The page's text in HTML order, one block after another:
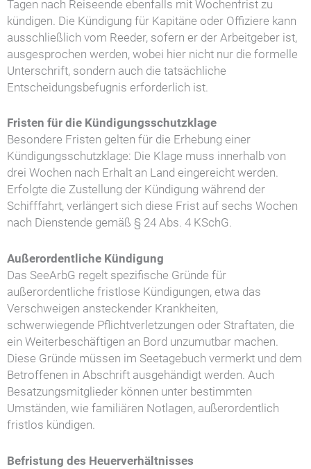
Tagen nach Reiseende ebenfalls mit Wochenfrist zu
kündigen. Die Kündigung für Kapitäne oder Offiziere kann
ausschließlich vom Reeder, sofern er der Arbeitgeber ist,
ausgesprochen werden, wobei hier nicht nur die formelle
Unterschrift, sondern auch die tatsächliche
Entscheidungsbefugnis erforderlich ist.
Fristen für die Kündigungsschutzklage
Besondere Fristen gelten für die Erhebung einer
Kündigungsschutzklage: Die Klage muss innerhalb von
drei Wochen nach Erhalt an Land eingereicht werden.
Erfolgte die Zustellung der Kündigung während der
Schifffahrt, verlängert sich diese Frist auf sechs Wochen
nach Dienstende gemäß § 24 Abs. 4 KSchG.
Außerordentliche Kündigung
Das SeeArbG regelt spezifische Gründe für
außerordentliche fristlose Kündigungen, etwa das
Verschweigen ansteckender Krankheiten,
schwerwiegende Pflichtverletzungen oder Straftaten, die
ein Weiterbeschäftigen an Bord unzumutbar machen.
Diese Gründe müssen im Seetagebuch vermerkt und dem
Betroffenen in Abschrift ausgehändigt werden. Auch
Besatzungsmitglieder können unter bestimmten
Umständen, wie familiären Notlagen, außerordentlich
fristlos kündigen.
Befristung des Heuerverhältnisses